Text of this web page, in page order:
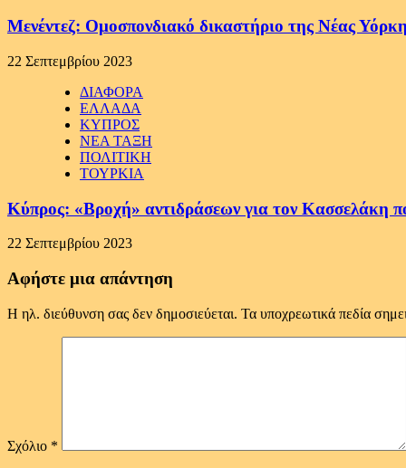
Μενέντεζ: Ομοσπονδιακό δικαστήριο της Νέας
22 Σεπτεμβρίου 2023
ΔΙΑΦΟΡΑ
ΕΛΛΑΔΑ
ΚΥΠΡΟΣ
ΝΕΑ ΤΑΞΗ
ΠΟΛΙΤΙΚΗ
ΤΟΥΡΚΙΑ
Κύπρος: «Βροχή» αντιδράσεων για τον Κασσελάκη
22 Σεπτεμβρίου 2023
Αφήστε μια απάντηση
Η ηλ. διεύθυνση σας δεν δημοσιεύεται. Τα υποχρεωτικά πεδία
Σχόλιο *